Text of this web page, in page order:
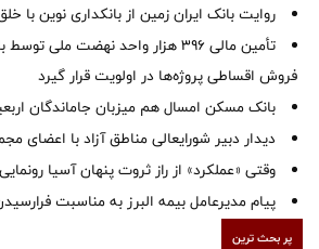
روایت بانک ایران زمین از بانکداری نوین با
تأمین مالی ۳۹۶ هزار واحد نهضت
فروش اقساطی پروژه‌ها در اولویت قرار گیرد
بانک مسکن امسال هم میزبان جاماندگان
دیدار دبیر شورایعالی مناطق آزاد با اعضای
وقتی «عملکرد» از راز ثروت پنهان آسیا
پیام مدیرعامل بیمه البرز به مناسبت
پر بحث ترین